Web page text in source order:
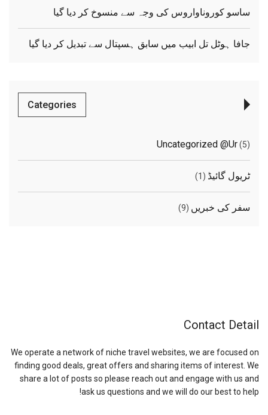
ساسو کوروناواروس کی وجہ سے منسوخ کر دیا گیا
جافا ہوٹل تل ابیب میں سابق ہسپتال سے تبدیل کر دیا گیا
Categories
Uncategorized @ur(5)
ٹریول گائیڈ (1)
سفر کی خبریں (9)
Contact Detail
We operate a network of niche travel websites, we are focused on
finding good deals, great offers and sharing items of interest. We
share a lot of posts so please reach out and engage with us and
ask us questions and we will do our best to help!